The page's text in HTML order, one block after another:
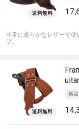
非常に柔らかなレザーで使
プ。